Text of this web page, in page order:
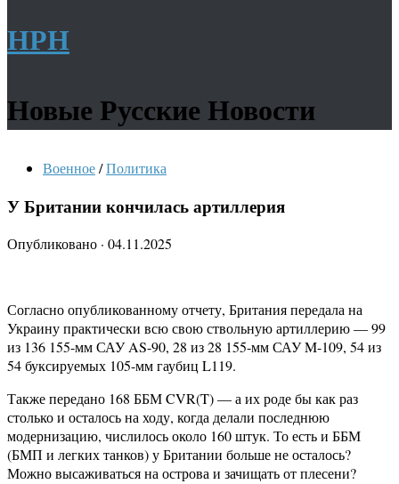
НРН
Новые Русские Новости
Военное/Политика
У Британии кончилась артиллерия
Опубликовано · 04.11.2025
Согласно опубликованному отчету, Британия передала на
Украину практически всю свою ствольную артиллерию — 99
из 136 155-мм САУ AS-90, 28 из 28 155-мм САУ M-109, 54 из
54 буксируемых 105-мм гаубиц L119.
Также передано 168 ББМ CVR(T) — а их роде бы как раз
столько и осталось на ходу, когда делали последнюю
модернизацию, числилось около 160 штук. То есть и ББМ
(БМП и легких танков) у Британии больше не осталось?
Можно высаживаться на острова и зачищать от плесени?